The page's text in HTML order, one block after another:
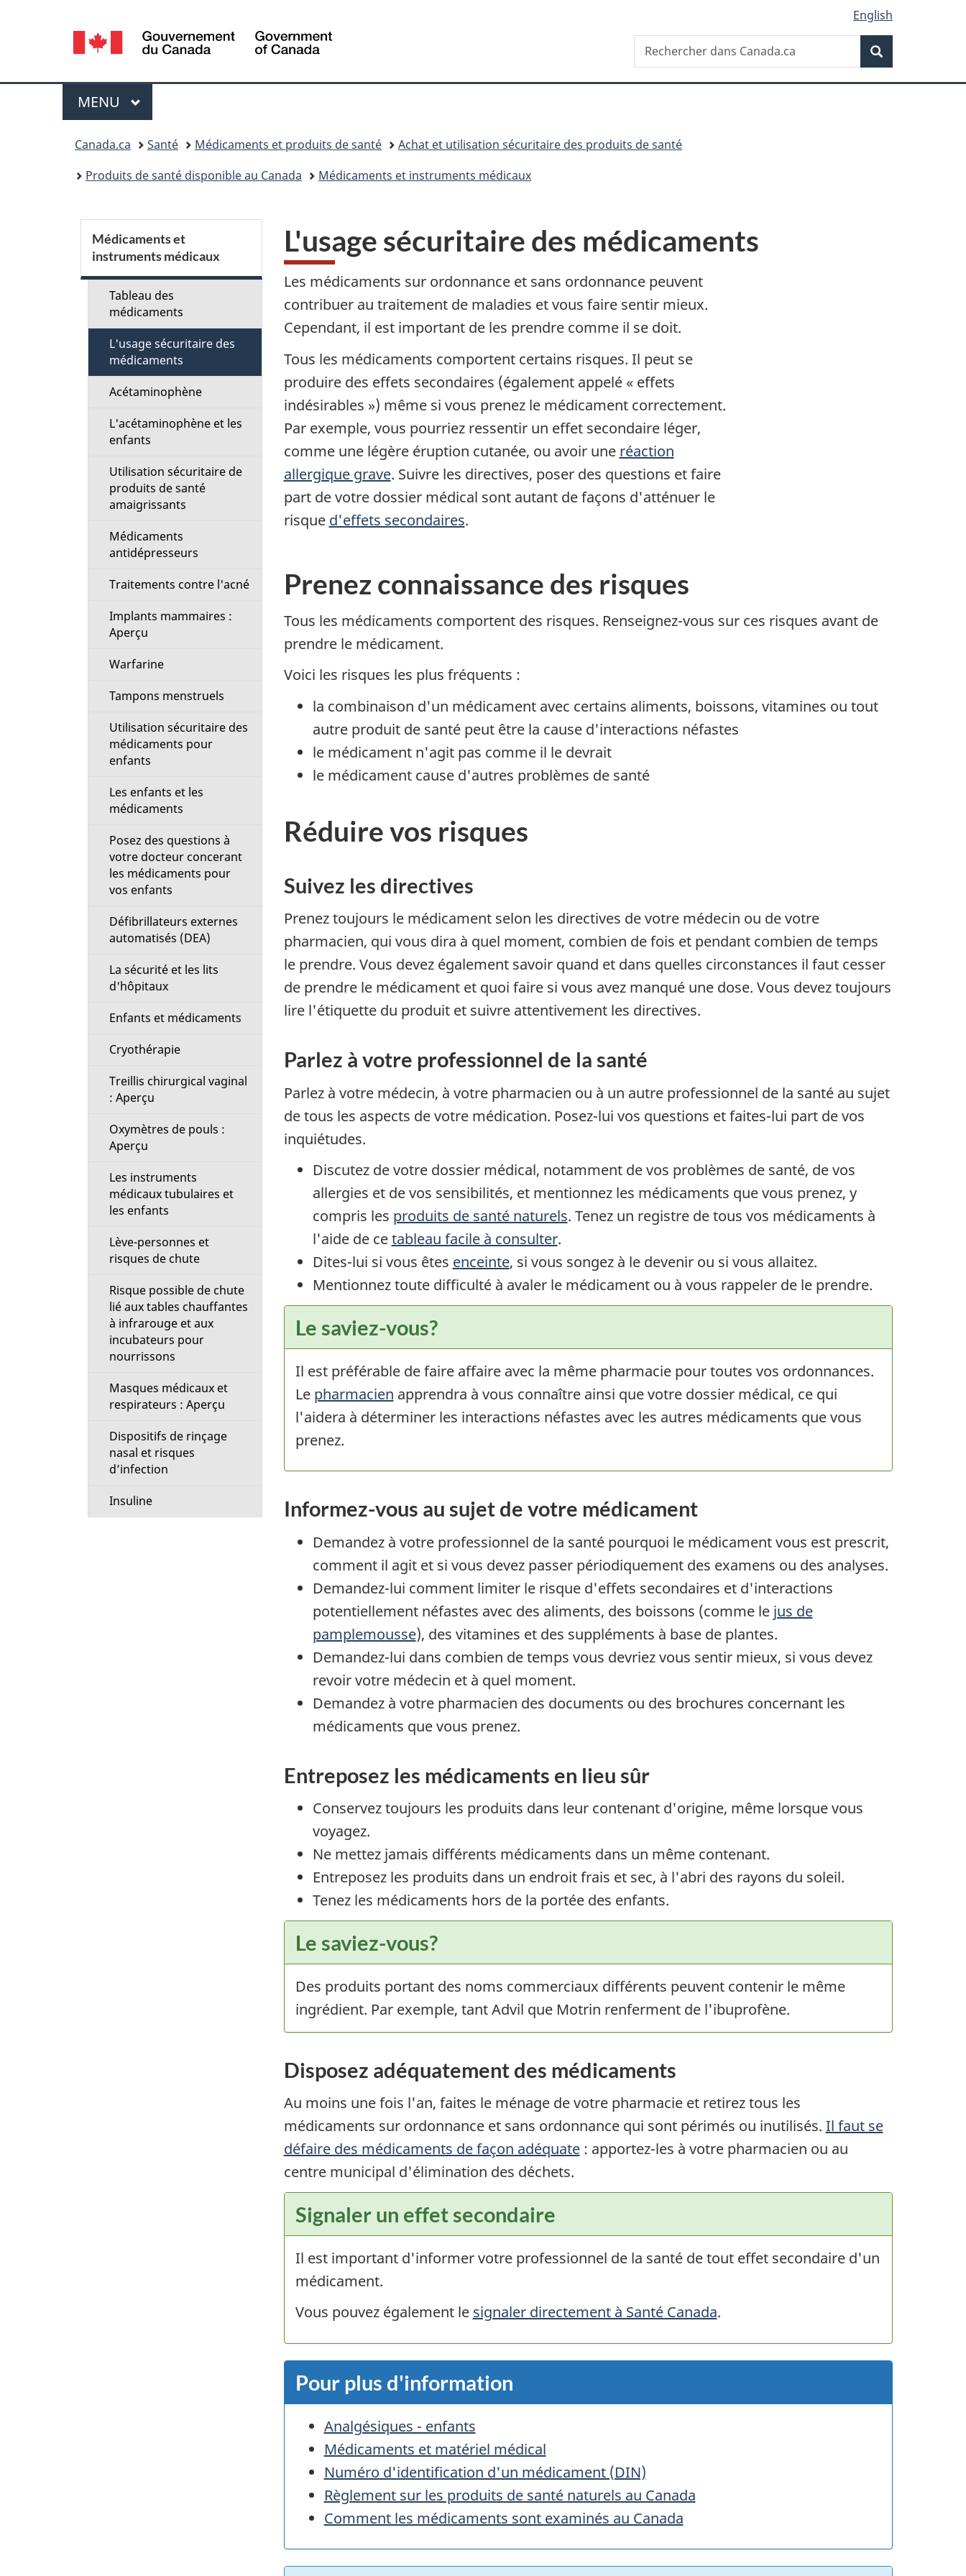
Invitations
sujet
la
HTML
Sélection
de
la
langue
English
Canada
Recherche
Rechercher
dans
Menu
MENU PRINCIPAL
Canada.ca Santé Médicaments et produits de santé
Achat et utilisation sécuritaire des produits de santé
Produits de santé disponible au Canada
Médicaments et instruments médicaux
L'usage sécuritaire des médicaments
Les médicaments sur ordonnance et sans ordonnance peuvent
contribuer au traitement de maladies et vous faire sentir mieux.
Cependant, il est important de les prendre comme il se doit.
Tous les médicaments comportent certains risques. Il peut se
produire des effets secondaires (également appelé « effets
indésirables ») même si vous prenez le médicament correctement.
Par exemple, vous pourriez ressentir un effet secondaire léger,
comme une légère éruption cutanée, ou avoir une réaction
allergique grave. Suivre les directives, poser des questions et faire
part de votre dossier médical sont autant de façons d'atténuer le
risque d'effets secondaires.
Prenez connaissance des risques
Tous les médicaments comportent des risques. Renseignez-vous sur ces risques avant de
prendre le médicament.
Voici les risques les plus fréquents :
la combinaison d'un médicament avec certains aliments, boissons, vitamines ou tout
autre produit de santé peut être la cause d'interactions néfastes
le médicament n'agit pas comme il le devrait
le médicament cause d'autres problèmes de santé
Réduire vos risques
Suivez les directives
Prenez toujours le médicament selon les directives de votre médecin ou de votre
pharmacien, qui vous dira à quel moment, combien de fois et pendant combien de temps
le prendre. Vous devez également savoir quand et dans quelles circonstances il faut cesser
de prendre le médicament et quoi faire si vous avez manqué une dose. Vous devez toujours
lire l'étiquette du produit et suivre attentivement les directives.
Parlez à votre professionnel de la santé
Parlez à votre médecin, à votre pharmacien ou à un autre professionnel de la santé au sujet
de tous les aspects de votre médication. Posez-lui vos questions et faites-lui part de vos
inquiétudes.
Discutez de votre dossier médical, notamment de vos problèmes de santé, de vos
allergies et de vos sensibilités, et mentionnez les médicaments que vous prenez, y
compris les produits de santé naturels. Tenez un registre de tous vos médicaments à
l'aide de cetableau facile à consulter.
Dites-lui si vous êtes enceinte, si vous songez à le devenir ou si vous allaitez.
Mentionnez toute difficulté à avaler le médicament ou à vous rappeler de le prendre.
Le saviez-vous?
Il est préférable de faire affaire avec la même pharmacie pour toutes vos ordonnances.
Le pharmacien apprendra à vous connaître ainsi que votre dossier médical, ce qui
l'aidera à déterminer les interactions néfastes avec les autres médicaments que vous
prenez.
Informez-vous au sujet de votre médicament
Demandez à votre professionnel de la santé pourquoi le médicament vous est prescrit,
comment il agit et si vous devez passer périodiquement des examens ou des analyses.
Demandez-lui comment limiter le risque d'effets secondaires et d'interactions
potentiellement néfastes avec des aliments, des boissons (comme le jus de
pamplemousse), des vitamines et des suppléments à base de plantes.
Demandez-lui dans combien de temps vous devriez vous sentir mieux, si vous devez
revoir votre médecin et à quel moment.
Demandez à votre pharmacien des documents ou des brochures concernant les
médicaments que vous prenez.
Entreposez les médicaments en lieu sûr
Conservez toujours les produits dans leur contenant d'origine, même lorsque vous
voyagez.
Ne mettez jamais différents médicaments dans un même contenant.
Entreposez les produits dans un endroit frais et sec, à l'abri des rayons du soleil.
Tenez les médicaments hors de la portée des enfants.
Le saviez-vous?
Des produits portant des noms commerciaux différents peuvent contenir le même
ingrédient. Par exemple, tant Advil que Motrin renferment de l'ibuprofène.
Disposez adéquatement des médicaments
Au moins une fois l'an, faites le ménage de votre pharmacie et retirez tous les
médicaments sur ordonnance et sans ordonnance qui sont périmés ou inutilisés. Il faut se
défaire des médicaments de façon adéquate: apportez-les à votre pharmacien ou au
centre municipal d'élimination des déchets.
Signaler un effet secondaire
Il est important d'informer votre professionnel de la santé de tout effet secondaire d'un
médicament.
Vous pouvez également le signaler directement à Santé Canada.
Pour plus d'information
Analgésiques - enfants
Médicaments et matériel médical
Numéro d'identification d'un médicament (DIN)
Règlement sur les produits de santé naturels au Canada
Comment les médicaments sont examinés au Canada
e
Médicaments et
instruments médicaux
Tableau des
médicaments
L'usage sécuritaire des
médicaments
Acétaminophène
L'acétaminophène et les
enfants
Utilisation sécuritaire de
produits de santé
amaigrissants
Médicaments
antidépresseurs
Traitements contre l'acné
Implants mammaires :
Aperçu
Warfarine
Tampons menstruels
Utilisation sécuritaire des
médicaments pour
enfants
Les enfants et les
médicaments
Posez des questions à
votre docteur concerant
les médicaments pour
vos enfants
Défibrillateurs externes
automatisés (DEA)
La sécurité et les lits
d'hôpitaux
Enfants et médicaments
Cryothérapie
Treillis chirurgical vaginal
: Aperçu
Oxymètres de pouls :
Aperçu
Les instruments
médicaux tubulaires et
les enfants
Lève-personnes et
risques de chute
Risque possible de chute
lié aux tables chauffantes
à infrarouge et aux
incubateurs pour
nourrissons
Masques médicaux et
respirateurs : Aperçu
Dispositifs de rinçage
nasal et risques
d’infection
Insuline